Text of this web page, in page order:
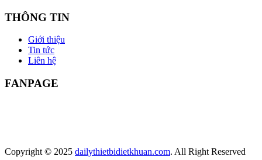
THÔNG TIN
Giới thiệu
Tin tức
Liên hệ
FANPAGE
Copyright © 2025 dailythietbidietkhuan.com. All Right Reserved